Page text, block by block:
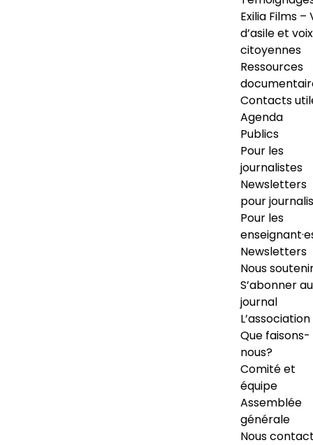
Exilia Films –
d’asile et voix
citoyennes
Ressources
Contacts
Agenda
Publics
Pour les
journalistes
Newsletters
pour
Pour les
Newsletters
Nous
S’abonner au
journal
L’association
Que faisons-
nous?
Comité et
équipe
Assemblée
générale
Nous